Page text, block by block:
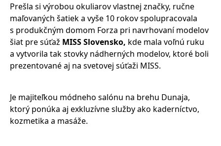
Prešla si výrobou okuliarov vlastnej značky, ručne
maľovaných šatiek a vyše 10 rokov spolupracovala
s produkčným domom Forza pri navrhovaní modelov
šiat pre súťaž MISS Slovensko, kde mala voľnú ruku
a vytvorila tak stovky nádherných modelov, ktoré boli
prezentované aj na svetovej súťaži MISS.
Je majiteľkou módneho salónu na brehu Dunaja,
ktorý ponúka aj exkluzívne služby ako kaderníctvo,
kozmetika a masáže.